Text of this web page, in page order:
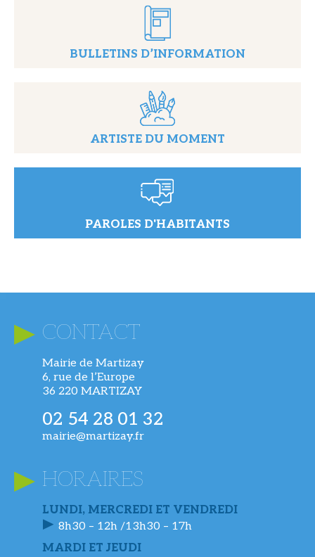
BULLETINS D’INFORMATION
ARTISTE DU MOMENT
PAROLES D'HABITANTS
CONTACT
Mairie de Martizay
6, rue de l’Europe
36 220 MARTIZAY
02 54 28 01 32
mairie@martizay.fr
HORAIRES
LUNDI, MERCREDI ET VENDREDI
8h30 – 12h /13h30 – 17h
MARDI ET JEUDI